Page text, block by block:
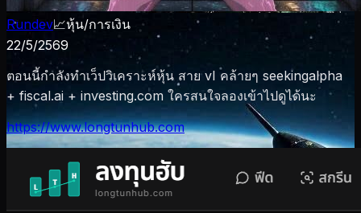
Rundev📈หุ้น/การเงิน
22/5/2569
ตอนนี้กำลังทำเว็ปวิเคราะห์หุ้น สาย vI คล้ายๆ seekingalpha
+ fiscal.ai + investing.com ใครสนใจลองเข้าไปดูได้นะ
https://www.longtunhub.com